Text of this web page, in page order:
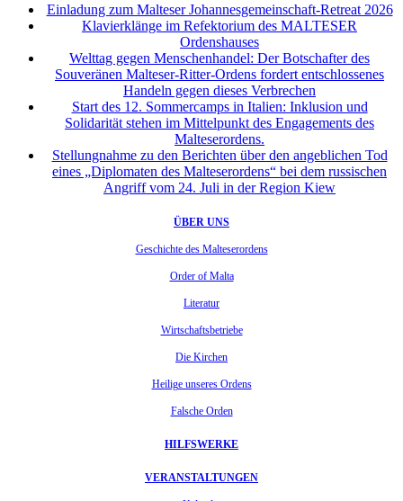
Einladung zum Malteser Johannesgemeinschaft-Retreat 2026
Klavierklänge im Refektorium des MALTESER
Ordenshauses
Welttag gegen Menschenhandel: Der Botschafter des
Souveränen Malteser-Ritter-Ordens fordert entschlossenes
Handeln gegen dieses Verbrechen
Start des 12. Sommercamps in Italien: Inklusion und
Solidarität stehen im Mittelpunkt des Engagements des
Malteserordens.
Stellungnahme zu den Berichten über den angeblichen Tod
eines „Diplomaten des Malteserordens“ bei dem russischen
Angriff vom 24. Juli in der Region Kiew
ÜBER UNS
Geschichte des Malteserordens
Order of Malta
Literatur
Wirtschaftsbetriebe
Die Kirchen
Heilige unseres Ordens
Falsche Orden
HILFSWERKE
VERANSTALTUNGEN